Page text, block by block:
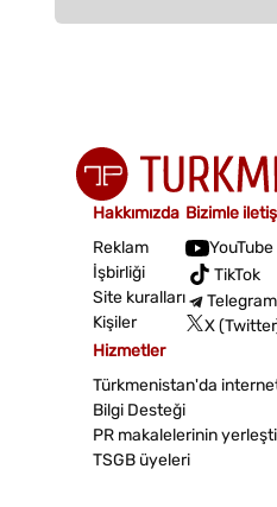
Hakkımızda
Reklam
İşbirliği
Site kuralları
Kişiler
Bizimle
YouTube
TikTok
Telegram
X
Hizmetler
Türkmenistan'da
Bilgi Desteği
PR makalelerinin
TSGB üyeleri